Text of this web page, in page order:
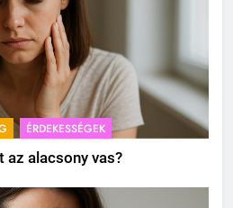
ÉRDEKESSÉGEK
az alacsony vas?